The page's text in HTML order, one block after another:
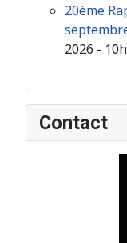
20ème
2026 -
Contact